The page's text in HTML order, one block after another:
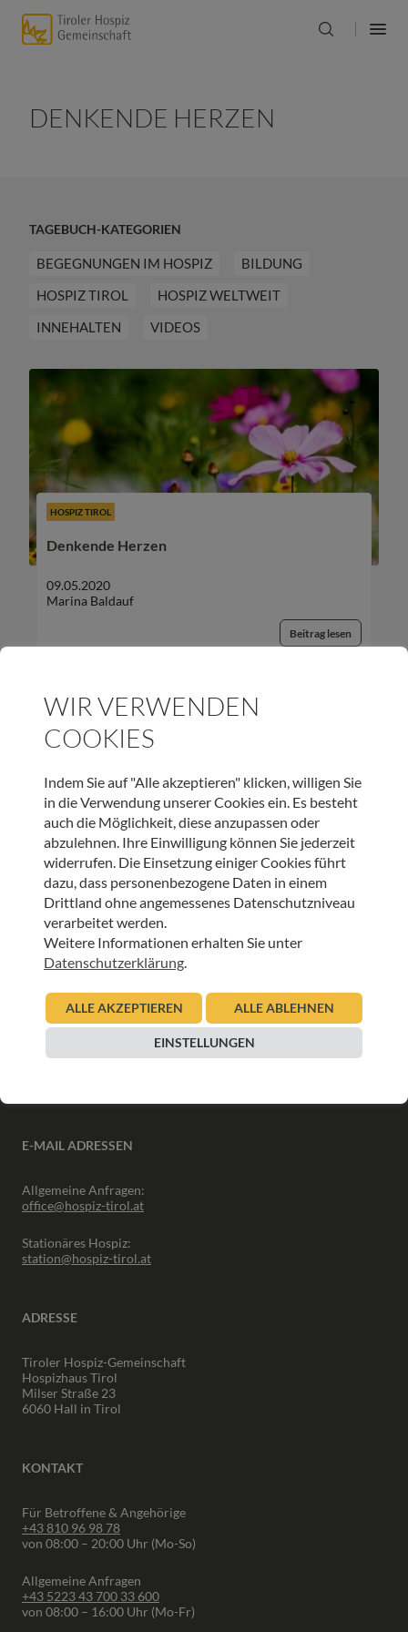
DENKENDE HERZEN
TAGEBUCH-KATEGORIEN
BEGEGNUNGEN IM HOSPIZ
BILDUNG
HOSPIZ TIROL
HOSPIZ WELTWEIT
INNEHALTEN
VIDEOS
HOSPIZ TIROL
Denkende Herzen
09.05.2020
Marina Baldauf
Beitrag lesen
ANMELDEN
INFORMATIONEN
Downloads
Interner Bereich
Partner
E-MAIL ADRESSEN
Allgemeine Anfragen:
office@hospiz-tirol.at
Stationäres Hospiz:
station@hospiz-tirol.at
ADRESSE
Tiroler Hospiz-Gemeinschaft
Hospizhaus Tirol
Milser Straße 23
6060 Hall in Tirol
KONTAKT
Für Betroffene & Angehörige
+43 810 96 98 78
von 08:00 – 20:00 Uhr (Mo-So)
Allgemeine Anfragen
+43 5223 43 700 33 600
von 08:00 – 16:00 Uhr (Mo-Fr)
WIR VERWENDEN
COOKIES
Indem Sie auf "Alle akzeptieren" klicken, willigen Sie
in die Verwendung unserer Cookies ein. Es besteht
auch die Möglichkeit, diese anzupassen oder
abzulehnen. Ihre Einwilligung können Sie jederzeit
widerrufen. Die Einsetzung einiger Cookies führt
dazu, dass personenbezogene Daten in einem
Drittland ohne angemessenes Datenschutzniveau
verarbeitet werden.
Weitere Informationen erhalten Sie unter
Datenschutzerklärung.
ALLE AKZEPTIEREN ALLE ABLEHNEN
EINSTELLUNGEN